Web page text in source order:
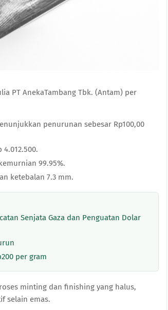
PT AnekaTambang Tbk. (Antam) per
penurunan sebesar Rp100,00
99.95%.
ketebalan 7.3 mm.
Senjata Gaza dan Penguatan Dolar
per gram
minting dan finishing yang halus,
selain emas.